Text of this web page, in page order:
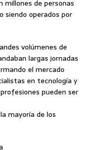
millones de personas
siendo operados por
volúmenes de
largas jornadas
el mercado
en tecnología y
pueden ser
mayoría de los